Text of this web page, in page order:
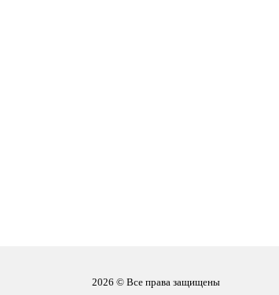
2026 © Все права защищены